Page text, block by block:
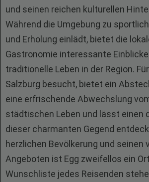
und seinen reichen kulturellen
Während die Umgebung zu
und Erholung einlädt, bietet die
Gastronomie interessante
traditionelle Leben in der Region.
Salzburg besucht, bietet ein
eine erfrischende Abwechslung
städtischen Leben und lässt einen
dieser charmanten Gegend
herzlichen Bevölkerung und seinen
Angeboten ist Egg zweifellos ein
Wunschliste jedes Reisenden